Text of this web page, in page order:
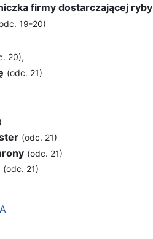
firmy dostarczającej ryby
19-20)
20),
(odc. 21)
(odc. 21)
(odc. 21)
(odc. 21)